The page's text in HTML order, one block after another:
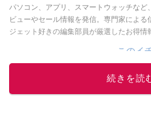
パソコン、アプリ、スマートウォッチな
ビューやセール情報を発信。専門家によ
ジェット好きの編集部員が厳選したお得情
このイ
続きを読